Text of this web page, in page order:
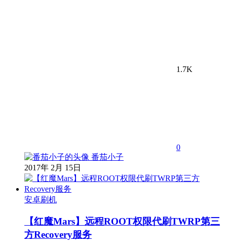
1.7K
0
番茄小子
2017年 2月 15日
安卓刷机
【红魔Mars】远程ROOT权限代刷TWRP第三
方Recovery服务